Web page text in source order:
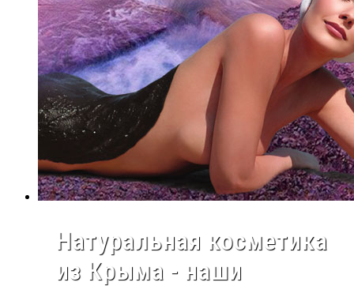
Натуральная косметика
из Крыма - наши